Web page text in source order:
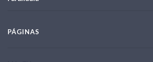
PÁGINAS